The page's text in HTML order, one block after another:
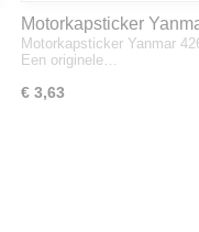
Motorkapsticker
1A8323-65630
Motorkapsticker Yanmar
Een originele…
€ 3,63